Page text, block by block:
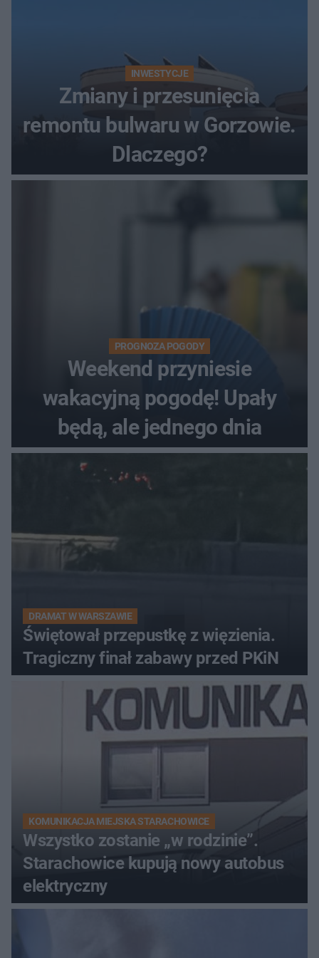
INWESTYCJE
Zmiany i przesunięcia
remontu bulwaru w Gorzowie.
Dlaczego?
PROGNOZA POGODY
Weekend przyniesie
wakacyjną pogodę! Upały
będą, ale jednego dnia
DRAMAT W WARSZAWIE
Świętował przepustkę z więzienia.
Tragiczny finał zabawy przed PKiN
KOMUNIKACJA MIEJSKA STARACHOWICE
Wszystko zostanie „w rodzinie”.
Starachowice kupują nowy autobus
elektryczny